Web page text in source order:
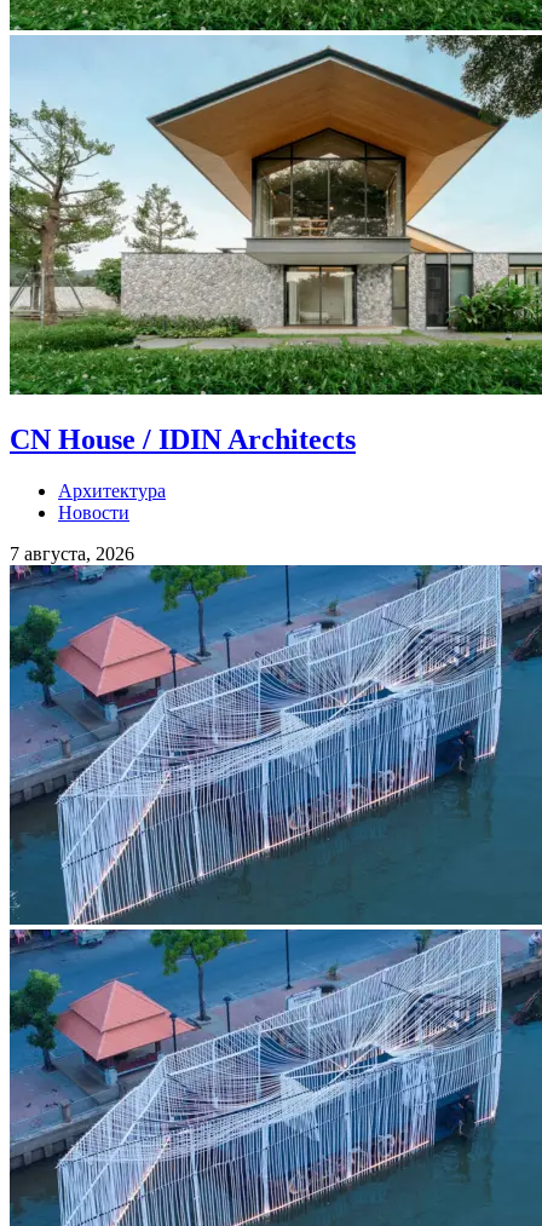
CN House / IDIN Architects
Архитектура
Новости
7 августа, 2026